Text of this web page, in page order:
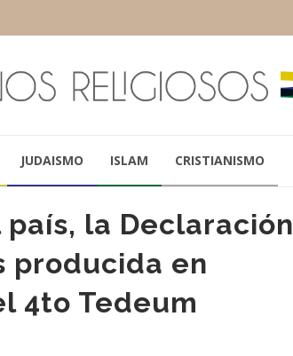
JUDAISMO ISLAM CRISTIANISMO
la Declaración
producida en
4to Tedeum